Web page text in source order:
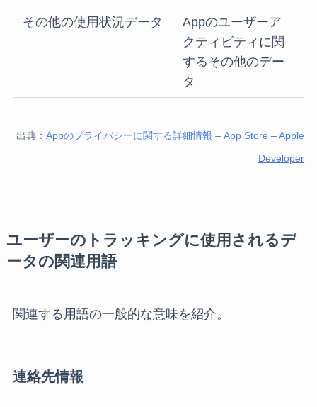
その他の使用状況データ
Appのユーザーア
クティビティに関
するその他のデー
タ
出典：Appのプライバシーに関する詳細情報 – App Store – Apple
Developer
ユーザーのトラッキングに使用されるデ
ータの関連用語
関連する用語の一般的な意味を紹介。
連絡先情報